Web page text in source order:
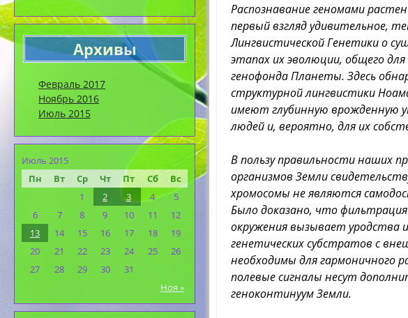
Архивы
Февраль 2017
Ноябрь 2016
Июль 2015
Июль 2015
Пн
Вт Ср Чт Пт Сб Вс
Ноя »
1 2 3 4
5
6
7 8 9 10 11
12
13
14 15 16 17 18
19
20
21 22 23 24 25
26
27
28 29 30 31
Распознавание геномами
первый взгляд удивительное,
Лингвистической Генетики о
этапах их эволюции, общего
генофонда Планеты. Здесь
структурной лингвистики
имеют глубинную врожденную
людей и, вероятно, для их
В пользу правильности наших
организмов Земли
хромосомы не являются
Было доказано, что
окружения вызывает уродства
генетических субстратов с
необходимы для гармоничного
полевые сигналы несут
геноконтинуум Земли.